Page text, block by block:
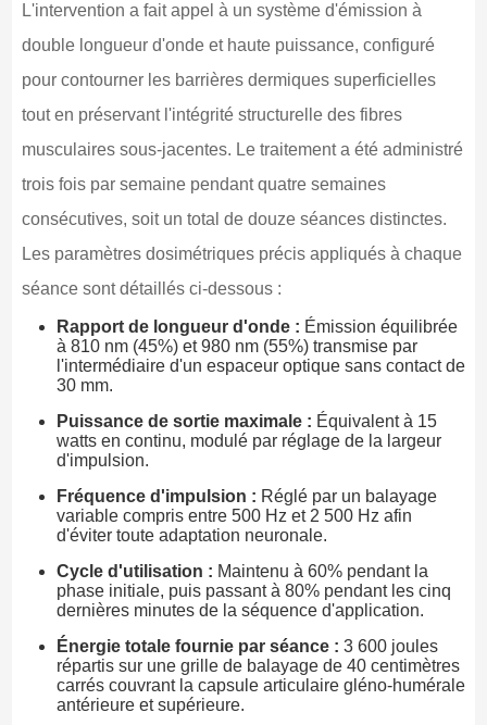
L'intervention a fait appel à un système d'émission à
double longueur d'onde et haute puissance, configuré
pour contourner les barrières dermiques superficielles
tout en préservant l'intégrité structurelle des fibres
musculaires sous-jacentes. Le traitement a été administré
trois fois par semaine pendant quatre semaines
consécutives, soit un total de douze séances distinctes.
Les paramètres dosimétriques précis appliqués à chaque
séance sont détaillés ci-dessous :
Rapport de longueur d'onde : Émission équilibrée
à 810 nm (45%) et 980 nm (55%) transmise par
l'intermédiaire d'un espaceur optique sans contact de
30 mm.
Puissance de sortie maximale : Équivalent à 15
watts en continu, modulé par réglage de la largeur
d'impulsion.
Fréquence d'impulsion : Réglé par un balayage
variable compris entre 500 Hz et 2 500 Hz afin
d'éviter toute adaptation neuronale.
Cycle d'utilisation : Maintenu à 60% pendant la
phase initiale, puis passant à 80% pendant les cinq
dernières minutes de la séquence d'application.
Énergie totale fournie par séance : 3 600 joules
répartis sur une grille de balayage de 40 centimètres
carrés couvrant la capsule articulaire gléno-humérale
antérieure et supérieure.